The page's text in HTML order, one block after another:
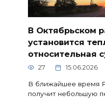
В Октябрьском
установится
относительная
27 15.06.2026
В ближайшее время
получит небольшую